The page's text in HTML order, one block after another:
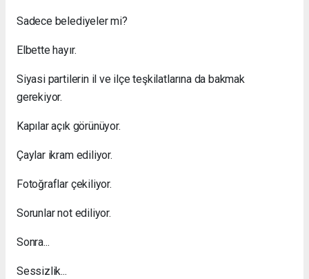
Sadece belediyeler mi?
Elbette hayır.
Siyasi partilerin il ve ilçe teşkilatlarına da bakmak
gerekiyor.
Kapılar açık görünüyor.
Çaylar ikram ediliyor.
Fotoğraflar çekiliyor.
Sorunlar not ediliyor.
Sonra...
Sessizlik...